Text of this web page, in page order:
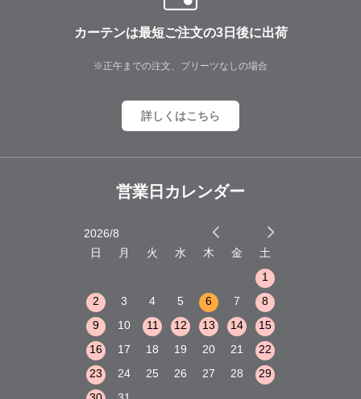
カーテンは最短ご注文の3日後に出荷
※正午までの注文、プリーツなしの場合
詳しくはこちら
営業日カレンダー
2026/8
日
月 火 水 木 金
土
1
2
3 4 5 6 7
8
9
10 11 12 13 14
15
16
17 18 19 20 21
22
23
24 25 26 27 28
29